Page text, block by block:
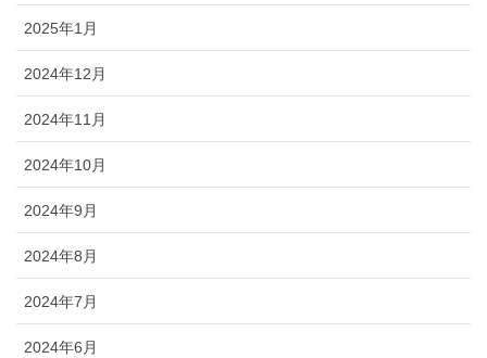
2025年1月
2024年12月
2024年11月
2024年10月
2024年9月
2024年8月
2024年7月
2024年6月